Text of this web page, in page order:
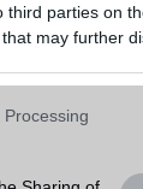
third parties on
that may further
store
and its
89
(ne.